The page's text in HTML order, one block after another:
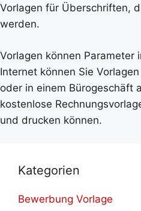
Vorlagen für Überschriften,
werden.
Vorlagen können Parameter
Internet können Sie
oder in einem Bürogeschäft
kostenlose
und drucken können.
Kategorien
Bewerbung Vorlage